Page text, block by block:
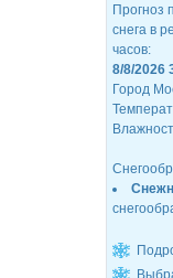
Прогноз
снега в
часов:
8/8/2026
Город